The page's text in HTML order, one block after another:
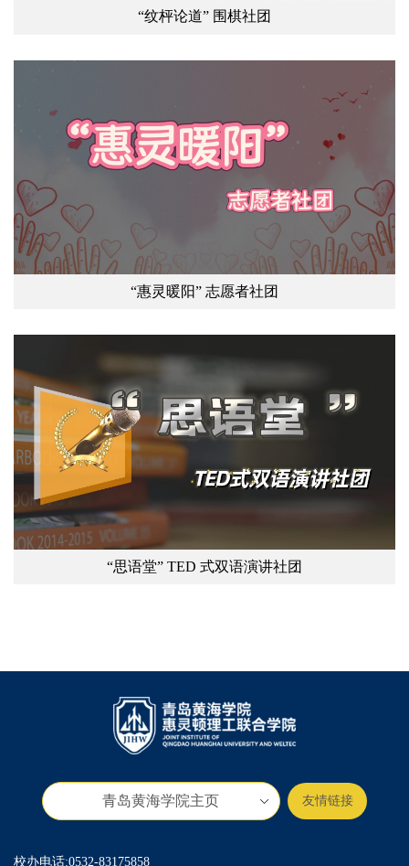
“纹枰论道” 围棋社团
“惠灵暖阳” 志愿者社团
“思语堂” TED 式双语演讲社团
青岛黄海学院主页 友情链接
校办电话:0532-83175858